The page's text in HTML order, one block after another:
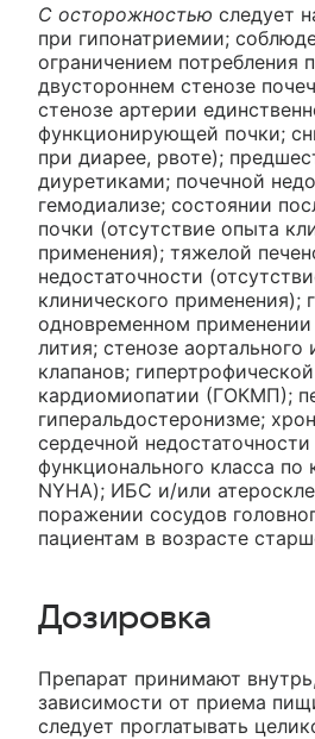
С осторожностью следует
при гипонатриемии;
ограничением потребления
двустороннем стенозе
стенозе артерии
функционирующей почки;
при диарее, рвоте);
диуретиками; почечной
гемодиализе; состоянии
почки (отсутствие опыта
применения); тяжелой
недостаточности
клинического применения);
одновременном применении
лития; стенозе аортального
клапанов;
кардиомиопатии (ГОКМП);
гиперальдостеронизме;
сердечной недостаточности
функционального класса по
NYHA); ИБС и/или
поражении сосудов
пациентам в возрасте
Дозировка
Препарат принимают
зависимости от приема
следует проглатывать